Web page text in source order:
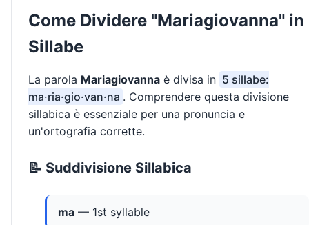
Come Dividere "Mariagiovanna" in
Sillabe
La parola Mariagiovanna è divisa in 5 sillabe:
ma·ria·gio·van·na . Comprendere questa divisione
sillabica è essenziale per una pronuncia e
un'ortografia corrette.
📝 Suddivisione Sillabica
ma — 1st syllable